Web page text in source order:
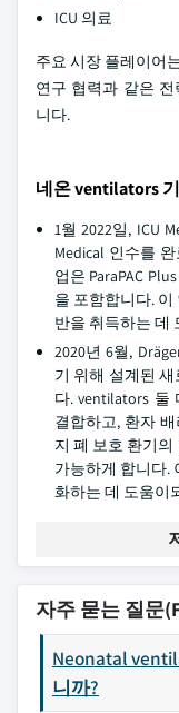
ICU 의료
주요 시장 플레이어
연구 협력과 같은
니다.
네온 ventilators
1월 2022일, ICU
Medical 인수를
업은 ParaPAC
을 포함합니다.
반을 취득하는 데
2020년 6월,
기 위해 설계된 새
다. ventilators 둘
결합하고, 환자
지 폐 보호 환기
가능하게 합니다.
화하는 데 도움이
자주 묻는 질문
Neonatal
니까?